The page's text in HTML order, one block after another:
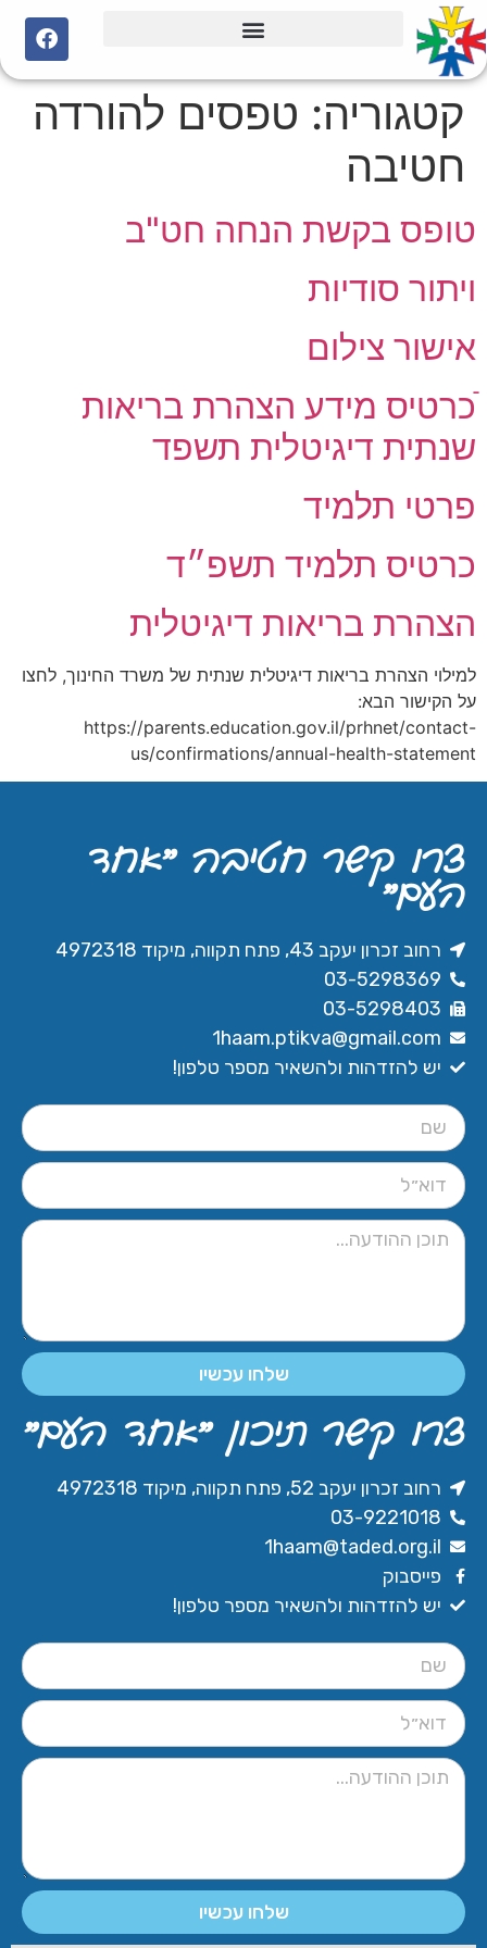
קטגוריה: טפסים להורדה
חטיבה
טופס בקשת הנחה חט"ב
ויתור סודיות
אישור צילום
ֿכרטיס מידע הצהרת בריאות
שנתית דיגיטלית תשפד
פרטי תלמיד
כרטיס תלמיד תשפ״ד
הצהרת בריאות דיגיטלית
למילוי הצהרת בריאות דיגיטלית שנתית של משרד החינוך, לחצו
על הקישור הבא:
https://parents.education.gov.il/prhnet/contact-
us/confirmations/annual-health-statement
צרו קשר חטיבה ״אחד
העם״
רחוב זכרון יעקב 43, פתח תקווה, מיקוד 4972318
03-5298369
03-5298403
1haam.ptikva@gmail.com
יש להזדהות ולהשאיר מספר טלפון!
שלחו עכשיו
צרו קשר תיכון ״אחד העם״
רחוב זכרון יעקב 52, פתח תקווה, מיקוד 4972318
03-9221018
1haam@taded.org.il
פייסבוק
יש להזדהות ולהשאיר מספר טלפון!
שלחו עכשיו